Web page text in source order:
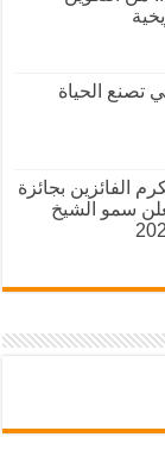
تصنع الحياة
الفائزين بجائزة
سمو الشيخ